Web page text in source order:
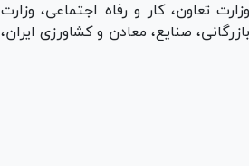
تعاون، کار و رفاه اجتماعی، وزارت
صنایع، معادن و کشاورزی ایران،